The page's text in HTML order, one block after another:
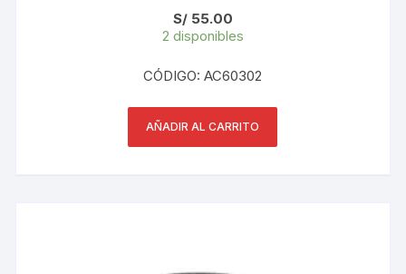
S/55.00
2 disponibles
CÓDIGO: AC60302
AÑADIR AL CARRITO